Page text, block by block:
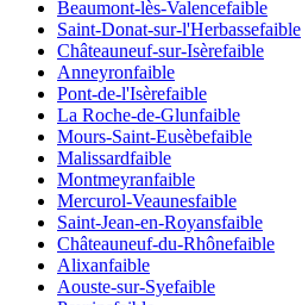
Beaumont-lès-Valencefaible
Saint-Donat-sur-l'Herbassefaible
Châteauneuf-sur-Isèrefaible
Anneyronfaible
Pont-de-l'Isèrefaible
La Roche-de-Glunfaible
Mours-Saint-Eusèbefaible
Malissardfaible
Montmeyranfaible
Mercurol-Veaunesfaible
Saint-Jean-en-Royansfaible
Châteauneuf-du-Rhônefaible
Alixanfaible
Aouste-sur-Syefaible